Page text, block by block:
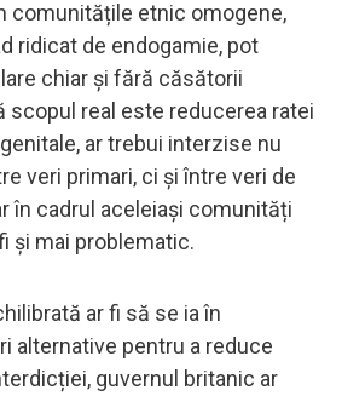
comunitățile etnic omogene,
ridicat de endogamie, pot
chiar și fără căsătorii
scopul real este reducerea ratei
ar trebui interzise nu
veri primari, ci și între veri de
în cadrul aceleiași comunități
și mai problematic.
ar fi să se ia în
alternative pentru a reduce
guvernul britanic ar